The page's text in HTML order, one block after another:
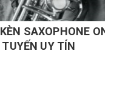
ONLINE TRỰC
TÍN